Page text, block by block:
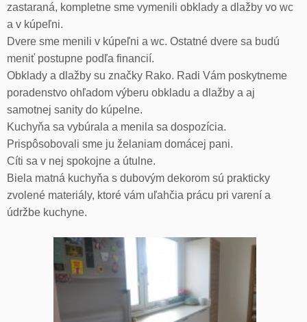
zastaraná, kompletne sme vymenili obklady a dlažby vo wc
a v kúpeľni.
Dvere sme menili v kúpeľni a wc. Ostatné dvere sa budú
meniť postupne podľa financií.
Obklady a dlažby su značky Rako. Radi Vám poskytneme
poradenstvo ohľadom výberu obkladu a dlažby a aj
samotnej sanity do kúpelne.
Kuchyňa sa vybúrala a menila sa dospozícia.
Prispôsobovali sme ju želaniam domácej pani.
Cíti sa v nej spokojne a útulne.
Biela matná kuchyňa s dubovým dekorom sú prakticky
zvolené materiály, ktoré vám uľahčia prácu pri varení a
údržbe kuchyne.